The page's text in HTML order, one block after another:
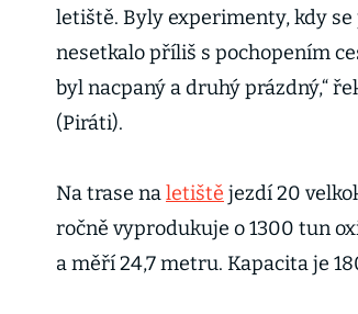
letiště. Byly experimenty, kdy se
nesetkalo příliš s pochopením
byl nacpaný a druhý prázdný,“
(Piráti).
Na trase naletiště jezdí 20
ročně vyprodukuje o 1300 tun
a měří 24,7 metru. Kapacita je